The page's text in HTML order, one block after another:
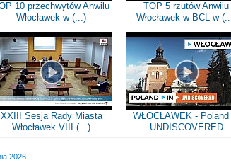
10 przechwytów Anwilu
Włocławek w (...)
TOP 5 rzutów Anwilu
Włocławek w BCL w
XXIII Sesja Rady Miasta
Włocławek VIII (...)
WŁOCŁAWEK - Poland
UNDISCOVERED
2026